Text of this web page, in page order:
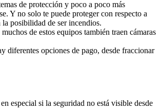
de protección y poco a poco más
Y no solo te puede proteger con respecto a
la posibilidad de ser incendios.
de estos equipos también traen cámaras
diferentes opciones de pago, desde fraccionar
especial si la seguridad no está visible desde